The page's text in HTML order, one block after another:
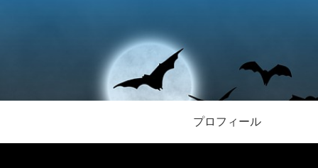
プロフィール